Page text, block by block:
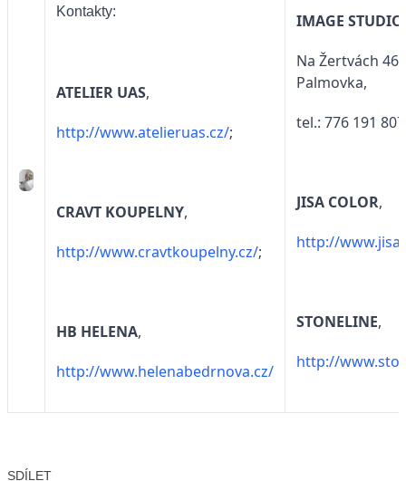
Kontakty:
ATELIER UAS,
http://www.atelieruas.cz/;
CRAVT KOUPELNY,
http://www.cravtkoupelny.cz/;
HB HELENA,
http://www.helenabedrnova.cz/
IMAGE
Na Žertvách
Palmovka,
tel.: 776 191
JISA COLOR,
http://
STONELINE,
http://
SDÍLET